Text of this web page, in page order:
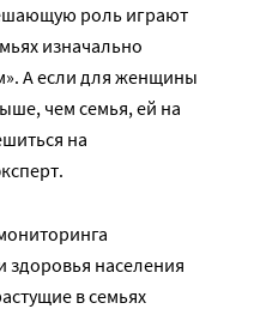
роль играют
изначально
А если для женщины
чем семья, ей на
на
здоровья населения
в семьях